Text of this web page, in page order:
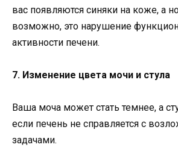
вас появляются синяки на коже, а
возможно, это нарушение
активности печени.
7. Изменение цвета мочи и стула
Ваша моча может стать темнее, а
если печень не справляется с
задачами.